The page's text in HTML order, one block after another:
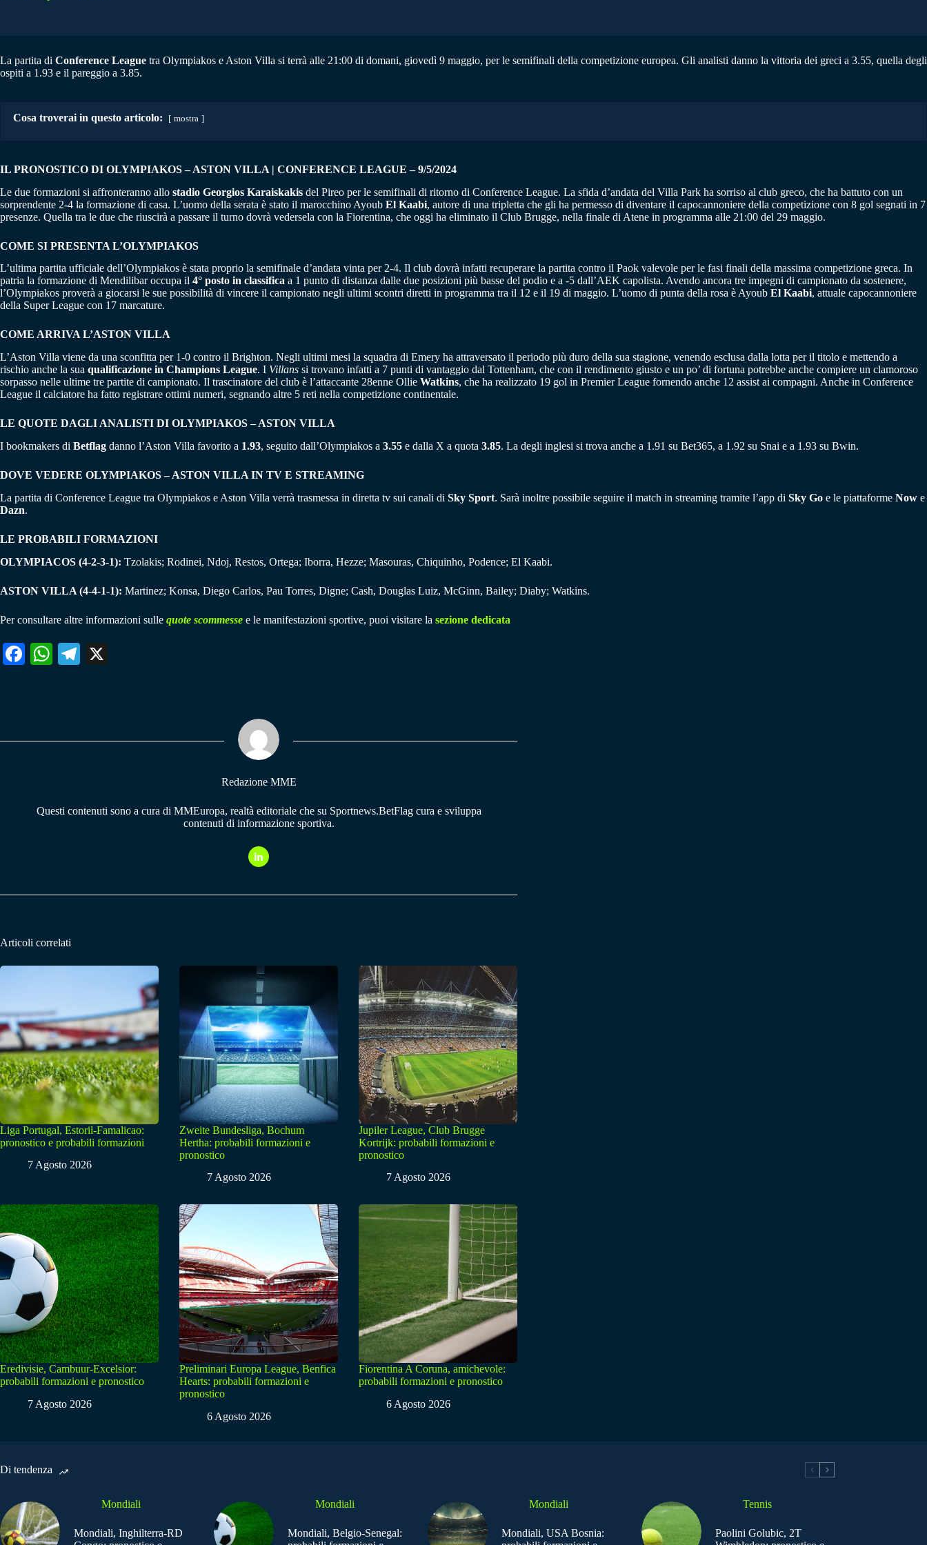
La partita di Conference League tra Olympiakos e Aston Villa si terrà alle 21:00 di domani, giovedì 9 maggio, per le semifinali della competizione europea. Gli analisti danno la vittoria dei greci a 3.55, quella degli
ospiti a 1.93 e il pareggio a 3.85.
Cosa troverai in questo articolo: mostra
IL PRONOSTICO DI OLYMPIAKOS – ASTON VILLA | CONFERENCE LEAGUE – 9/5/2024
Le due formazioni si affronteranno allo stadio Georgios Karaiskakis del Pireo per le semifinali di ritorno di Conference League. La sfida d’andata del Villa Park ha sorriso al club greco, che ha battuto con un
sorprendente 2-4 la formazione di casa. L’uomo della serata è stato il marocchino Ayoub El Kaabi, autore di una tripletta che gli ha permesso di diventare il capocannoniere della competizione con 8 gol segnati in 7
presenze. Quella tra le due che riuscirà a passare il turno dovrà vedersela con la Fiorentina, che oggi ha eliminato il Club Brugge, nella finale di Atene in programma alle 21:00 del 29 maggio.
COME SI PRESENTA L’OLYMPIAKOS
L’ultima partita ufficiale dell’Olympiakos è stata proprio la semifinale d’andata vinta per 2-4. Il club dovrà infatti recuperare la partita contro il Paok valevole per le fasi finali della massima competizione greca. In
patria la formazione di Mendilibar occupa il 4° posto in classifica a 1 punto di distanza dalle due posizioni più basse del podio e a -5 dall’AEK capolista. Avendo ancora tre impegni di campionato da sostenere,
l’Olympiakos proverà a giocarsi le sue possibilità di vincere il campionato negli ultimi scontri diretti in programma tra il 12 e il 19 di maggio. L’uomo di punta della rosa è Ayoub El Kaabi, attuale capocannoniere
della Super League con 17 marcature.
COME ARRIVA L’ASTON VILLA
L’Aston Villa viene da una sconfitta per 1-0 contro il Brighton. Negli ultimi mesi la squadra di Emery ha attraversato il periodo più duro della sua stagione, venendo esclusa dalla lotta per il titolo e mettendo a
rischio anche la sua qualificazione in Champions League. I Villans si trovano infatti a 7 punti di vantaggio dal Tottenham, che con il rendimento giusto e un po’ di fortuna potrebbe anche compiere un clamoroso
sorpasso nelle ultime tre partite di campionato. Il trascinatore del club è l’attaccante 28enne Ollie Watkins, che ha realizzato 19 gol in Premier League fornendo anche 12 assist ai compagni. Anche in Conference
League il calciatore ha fatto registrare ottimi numeri, segnando altre 5 reti nella competizione continentale.
LE QUOTE DAGLI ANALISTI DI OLYMPIAKOS – ASTON VILLA
I bookmakers di Betflag danno l’Aston Villa favorito a 1.93, seguito dall’Olympiakos a 3.55 e dalla X a quota 3.85. La degli inglesi si trova anche a 1.91 su Bet365, a 1.92 su Snai e a 1.93 su Bwin.
DOVE VEDERE OLYMPIAKOS – ASTON VILLA IN TV E STREAMING
La partita di Conference League tra Olympiakos e Aston Villa verrà trasmessa in diretta tv sui canali di Sky Sport. Sarà inoltre possibile seguire il match in streaming tramite l’app di Sky Go e le piattaforme Now e
Dazn.
LE PROBABILI FORMAZIONI
OLYMPIACOS (4-2-3-1): Tzolakis; Rodinei, Ndoj, Restos, Ortega; Iborra, Hezze; Masouras, Chiquinho, Podence; El Kaabi.
ASTON VILLA (4-4-1-1): Martinez; Konsa, Diego Carlos, Pau Torres, Digne; Cash, Douglas Luiz, McGinn, Bailey; Diaby; Watkins.
Per consultare altre informazioni sulle quote scommesse e le manifestazioni sportive, puoi visitare la sezione dedicata
Fa W
pp
Te
m
Redazione MME
Questi contenuti sono a cura di MMEuropa, realtà editoriale che su Sportnews.BetFlag cura e sviluppa
contenuti di informazione sportiva.
Articoli correlati
Liga Portugal, Estoril-Famalicao:
pronostico e probabili formazioni
7 Agosto 2026
Zweite Bundesliga, Bochum
Hertha: probabili formazioni e
pronostico
7 Agosto 2026
Jupiler League, Club Brugge
Kortrijk: probabili formazioni e
pronostico
7 Agosto 2026
Eredivisie, Cambuur-Excelsior:
probabili formazioni e pronostico
7 Agosto 2026
Preliminari Europa League, Benfica
Hearts: probabili formazioni e
pronostico
6 Agosto 2026
Fiorentina A Coruna, amichevole:
probabili formazioni e pronostico
6 Agosto 2026
Di tendenza
Mondiali
Mondiali, Inghilterra-RD
Mondiali
Mondiali, Belgio-Senegal:
Mondiali
Mondiali, USA Bosnia:
Tennis
Paolini Golubic, 2T